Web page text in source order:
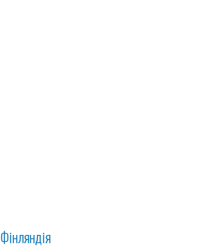
Фінляндія